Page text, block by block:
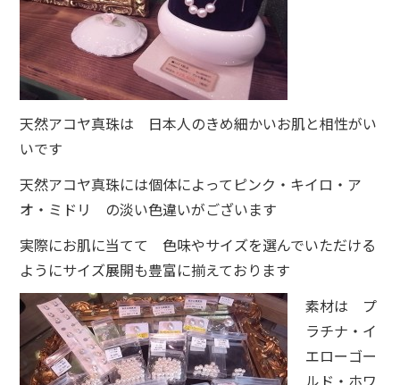
天然アコヤ真珠は 日本人のきめ細かいお肌と相性がい
いです
天然アコヤ真珠には個体によってピンク・キイロ・ア
オ・ミドリ の淡い色違いがございます
実際にお肌に当てて 色味やサイズを選んでいただける
ようにサイズ展開も豊富に揃えております
素材は プ
ラチナ・イ
エローゴー
ルド・ホワ